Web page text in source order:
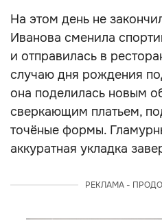
На этом день не
Иванова сменила
и отправилась в
случаю дня рождения
она поделилась новым
сверкающим платьем,
точёные формы.
аккуратная укладка
РЕКЛАМА -